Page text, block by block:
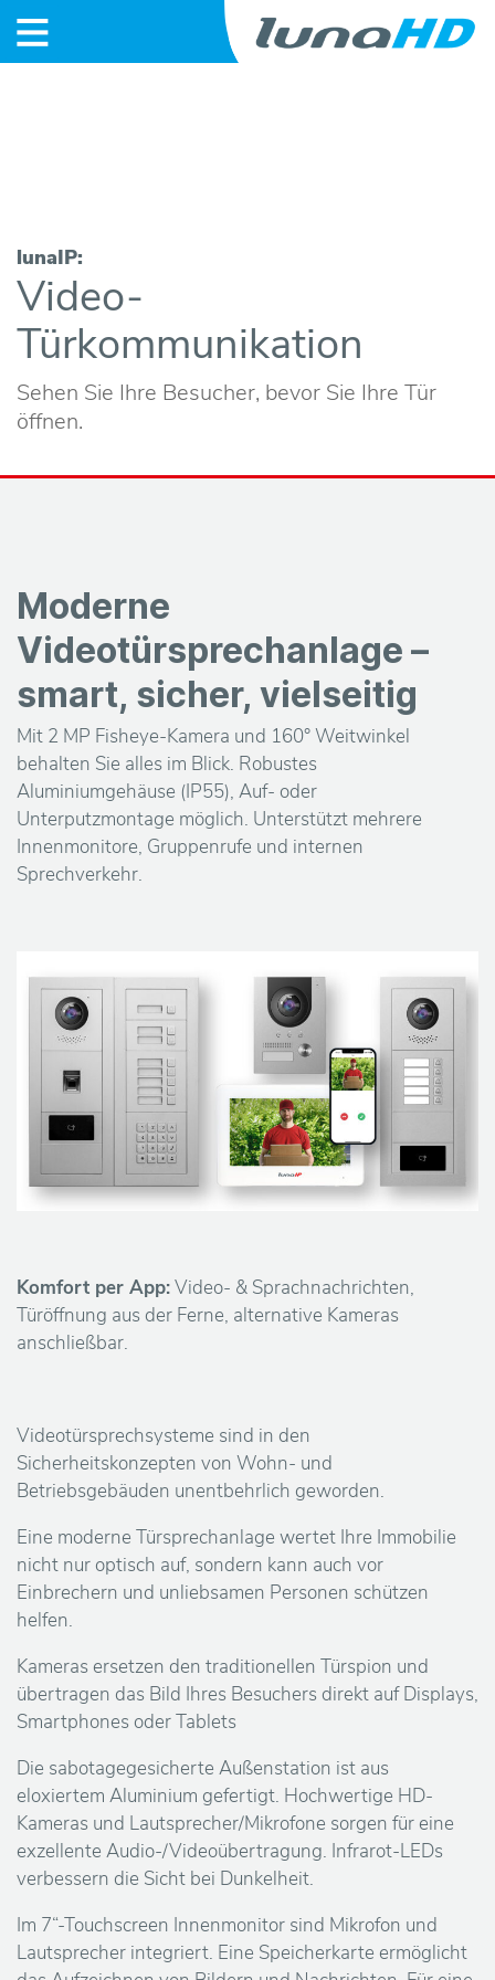
lunaIP:
Video-
Türkommunikation
Sehen Sie Ihre Besucher, bevor Sie Ihre Tür
öffnen.
Moderne
Videotürsprechanlage –
smart, sicher, vielseitig
Mit 2 MP Fisheye-Kamera und 160° Weitwinkel
behalten Sie alles im Blick. Robustes
Aluminiumgehäuse (IP55), Auf- oder
Unterputzmontage möglich. Unterstützt mehrere
Innenmonitore, Gruppenrufe und internen
Sprechverkehr.
Komfort per App:Video- & Sprachnachrichten,
Türöffnung aus der Ferne, alternative Kameras
anschließbar.
Videotürsprechsysteme sind in den
Sicherheitskonzepten von Wohn- und
Betriebsgebäuden unentbehrlich geworden.
Eine moderne Türsprechanlage wertet Ihre Immobilie
nicht nur optisch auf, sondern kann auch vor
Einbrechern und unliebsamen Personen schützen
helfen.
Kameras ersetzen den traditionellen Türspion und
übertragen das Bild Ihres Besuchers direkt auf Displays,
Smartphones oder Tablets
Die sabotagegesicherte Außenstation ist aus
eloxiertem Aluminium gefertigt. Hochwertige HD-
Kameras und Lautsprecher/Mikrofone sorgen für eine
exzellente Audio-/Videoübertragung. Infrarot-LEDs
verbessern die Sicht bei Dunkelheit.
Im 7“-Touchscreen Innenmonitor sind Mikrofon und
Lautsprecher integriert. Eine Speicherkarte ermöglicht
N
e
r
o
d
u
k
t
ä
n
d
l
e
Ü
r
u
n
s
e
r
v
i
c
e